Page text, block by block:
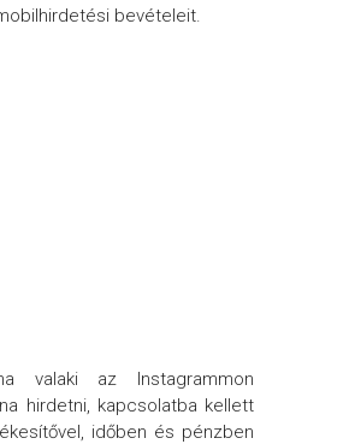
bevételeit.
valaki az Instagrammon
hirdetni, kapcsolatba kellett
időben és pénzben